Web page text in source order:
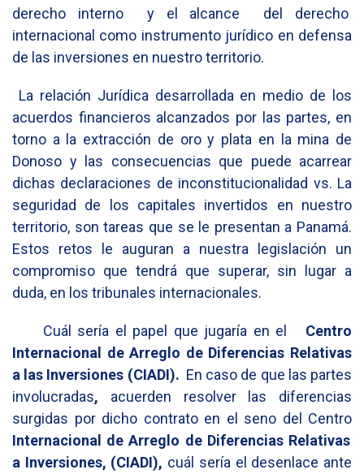
derecho interno y el alcance del derecho
internacional como instrumento jurídico en defensa
de las inversiones en nuestro territorio.
La relación Jurídica desarrollada en medio de los
acuerdos financieros alcanzados por las partes, en
torno a la extracción de oro y plata en la mina de
Donoso y las consecuencias que puede acarrear
dichas declaraciones de inconstitucionalidad vs. La
seguridad de los capitales invertidos en nuestro
territorio, son tareas que se le presentan a Panamá.
Estos retos le auguran a nuestra legislación un
compromiso que tendrá que superar, sin lugar a
duda, en los tribunales internacionales.
Cuál sería el papel que jugaría en el Centro
Internacional de Arreglo de Diferencias Relativas
a las Inversiones (CIADI). En caso de que las partes
involucradas, acuerden resolver las diferencias
surgidas por dicho contrato en el seno del Centro
Internacional de Arreglo de Diferencias Relativas
a Inversiones, (CIADI), cuál sería el desenlace ante